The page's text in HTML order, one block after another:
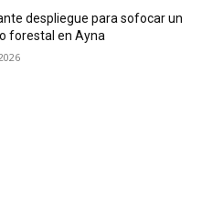
despliegue para sofocar un
forestal en Ayna